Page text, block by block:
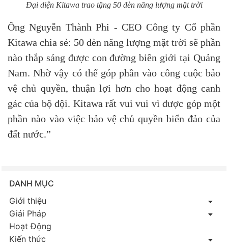
Đại diện Kitawa trao tặng 50 đèn năng lượng mặt trời
Ông Nguyễn Thành Phi - CEO Công ty Cổ phần
Kitawa chia sẻ: 50 đèn năng lượng mặt trời sẽ phần
nào thắp sáng được con đường biên giới tại Quảng
Nam. Nhờ vậy có thể góp phần vào công cuộc bảo
vệ chủ quyền, thuận lợi hơn cho hoạt động canh
gác của bộ đội. Kitawa rất vui vui vì được góp một
phần nào vào việc bảo vệ chủ quyền biển đảo của
đất nước.”
DANH MỤC
Giới thiệu
Giải Pháp
Hoạt Động
Kiến thức